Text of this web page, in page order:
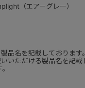
（エアーグレー）
品名を記載しております
いただける製品名を記載